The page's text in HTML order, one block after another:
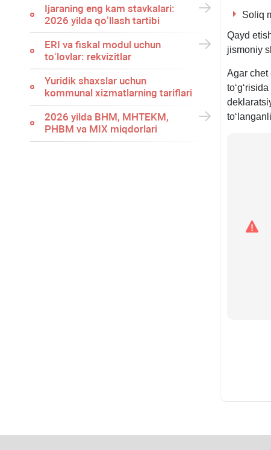
Ijaraning eng kam stavkalari:
2026 yilda qoʻllash tartibi
ERI va fiskal modul uchun
toʻlovlar: rekvizitlar
Yuridik shaхslar uchun
kommunal хizmatlarning tariflari
2026 yilda BHM, MHTEKM,
PHBM va MIX miqdorlari
Soliq
Qayd
jismoniy
Agar